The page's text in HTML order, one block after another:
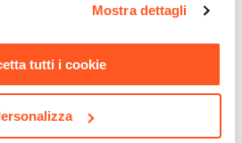
informazioni si invita a leggere la
Mostra dettagli
tutti i cookie